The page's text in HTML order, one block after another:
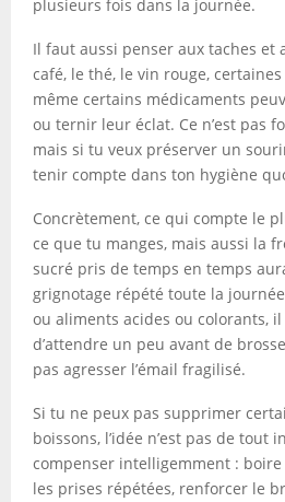
plusieurs fois dans la journée.
Il faut aussi penser aux taches et
café, le thé, le vin rouge,
même certains médicaments
ou ternir leur éclat. Ce n’est pas
mais si tu veux préserver un
tenir compte dans ton hygiène
Concrètement, ce qui compte le
ce que tu manges, mais aussi la
sucré pris de temps en temps
grignotage répété toute la
ou aliments acides ou colorants,
d’attendre un peu avant de
pas agresser l’émail fragilisé.
Si tu ne peux pas supprimer
boissons, l’idée n’est pas de
compenser intelligemment : boire
les prises répétées, renforcer le